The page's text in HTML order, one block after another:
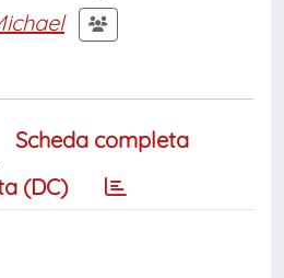
Scheda completa
(DC)